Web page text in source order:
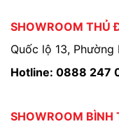
SHOWROOM THỦ
Quốc lộ 13,
Hotline: 0888 247
SHOWROOM BÌNH